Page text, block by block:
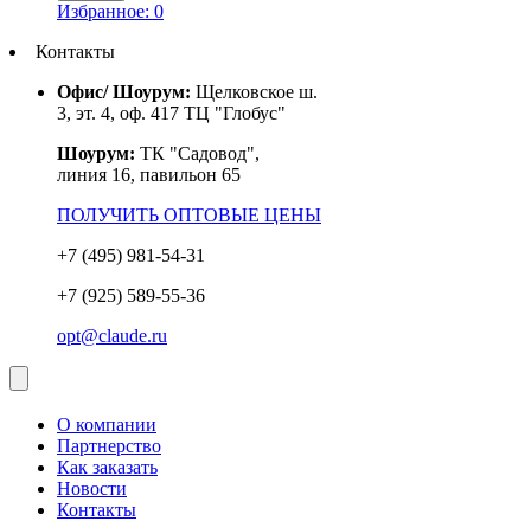
Избранное: 0
Контакты
Офис/ Шоурум: Щелковское ш.
3, эт. 4, оф. 417 ТЦ "Глобус"
Шоурум: ТК "Садовод",
линия 16, павильон 65
ПОЛУЧИТЬ ОПТОВЫЕ ЦЕНЫ
+7 (495) 981-54-31
+7 (925) 589-55-36
opt@claude.ru
О компании
Партнерство
Как заказать
Новости
Контакты